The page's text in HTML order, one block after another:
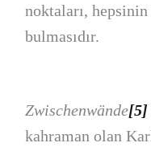
noktaları,
bulmasıdır.
Zwischenwände[5]
kahraman olan